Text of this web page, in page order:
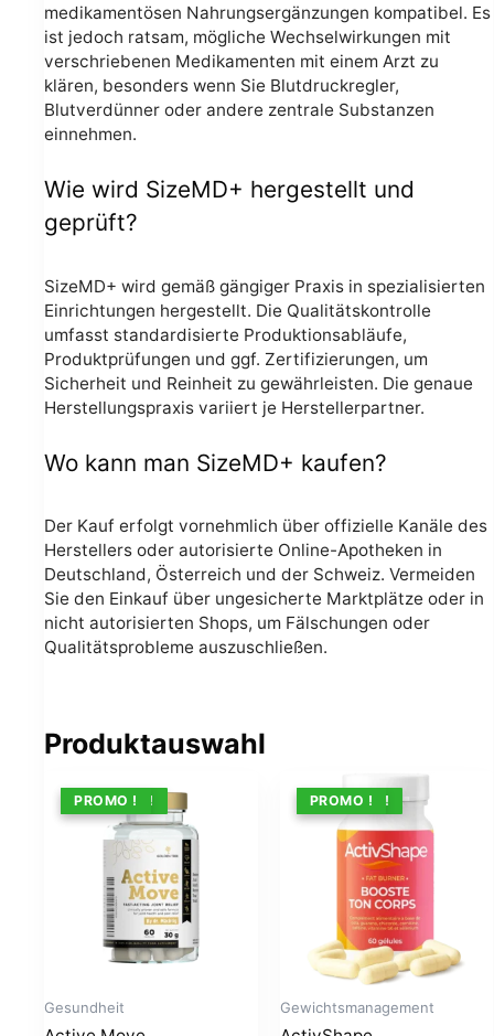
medikamentösen Nahrungsergänzungen kompatibel. Es
ist jedoch ratsam, mögliche Wechselwirkungen mit
verschriebenen Medikamenten mit einem Arzt zu
klären, besonders wenn Sie Blutdruckregler,
Blutverdünner oder andere zentrale Substanzen
einnehmen.
Wie wird SizeMD+ hergestellt und
geprüft?
SizeMD+ wird gemäß gängiger Praxis in spezialisierten
Einrichtungen hergestellt. Die Qualitätskontrolle
umfasst standardisierte Produktionsabläufe,
Produktprüfungen und ggf. Zertifizierungen, um
Sicherheit und Reinheit zu gewährleisten. Die genaue
Herstellungspraxis variiert je Herstellerpartner.
Wo kann man SizeMD+ kaufen?
Der Kauf erfolgt vornehmlich über offizielle Kanäle des
Herstellers oder autorisierte Online-Apotheken in
Deutschland, Österreich und der Schweiz. Vermeiden
Sie den Einkauf über ungesicherte Marktplätze oder in
nicht autorisierten Shops, um Fälschungen oder
Qualitätsprobleme auszuschließen.
Produktauswahl
ANGEBOT !
PROMO !
Gesundheit
ANGEBOT !
PROMO !
Gewichtsmanagement